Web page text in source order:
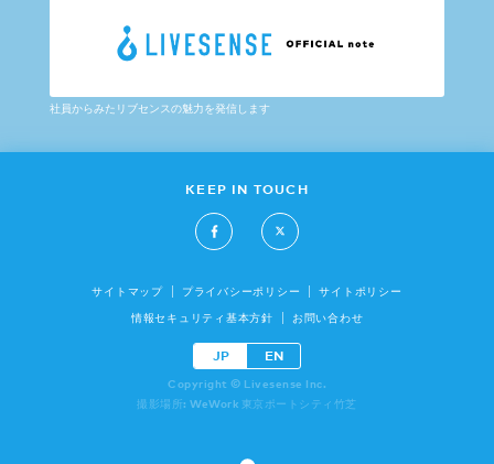
社員からみたリブセンスの魅力を発信します
KEEP IN TOUCH
サイトマップ プライバシーポリシー サイトポリシー
情報セキュリティ基本方針 お問い合わせ
JP EN
Copyright © Livesense Inc.
撮影場所: WeWork 東京ポートシティ竹芝